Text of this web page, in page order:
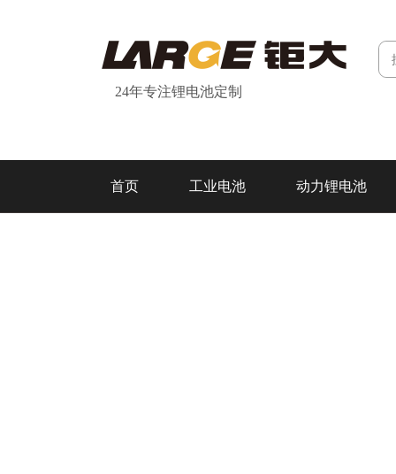
24年专注锂电池定制
首页 工业电池 动力锂电池